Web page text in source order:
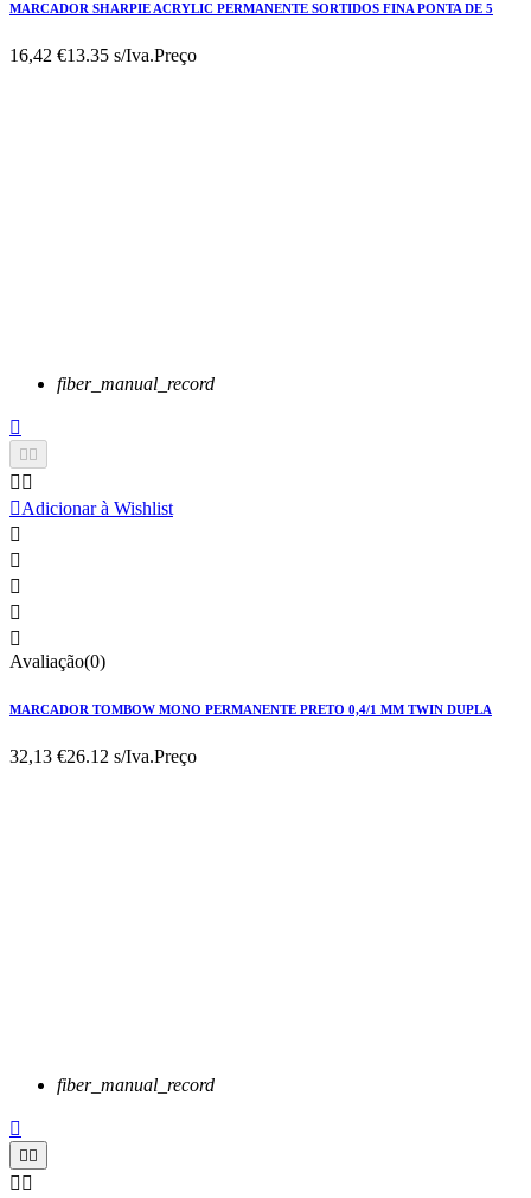
MARCADOR SHARPIE ACRYLIC PERMANENTE SORTIDOS FINA PONTA DE 5
16,42 €13.35 s/Iva.Preço
fiber_manual_record

 
 
Adicionar à Wishlist





Avaliação(0)
MARCADOR TOMBOW MONO PERMANENTE PRETO 0,4/1 MM TWIN DUPLA
32,13 €26.12 s/Iva.Preço
fiber_manual_record

 
 